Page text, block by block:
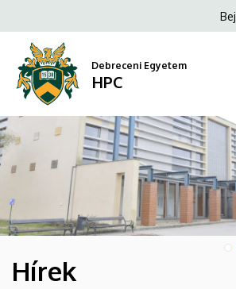
Debreceni Egyetem
HPC
DIAVETÍTÉS
HÍREK
Hírek